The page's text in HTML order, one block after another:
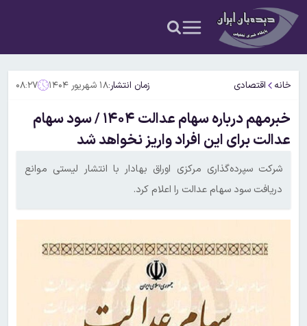
خانه اقتصادی زمان انتشار:۱۸ شهریور ۱۴۰۴ ۰۸:۲۷
خبرمهم درباره سهام عدالت ۱۴۰۴ / سود سهام
عدالت برای این افراد واریز نخواهد شد
شرکت سپرده‌گذاری مرکزی اوراق بهادار با انتشار لیستی موانع
دریافت سود سهام عدالت را اعلام کرد.